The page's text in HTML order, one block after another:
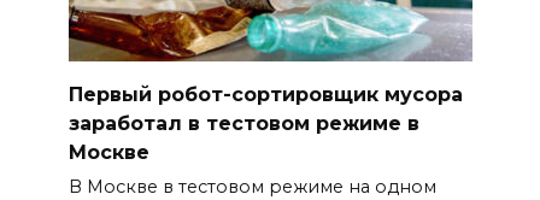
Первый робот-сортировщик мусора
заработал в тестовом режиме в
Москве
В Москве в тестовом режиме на одном